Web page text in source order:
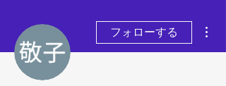
フォローする